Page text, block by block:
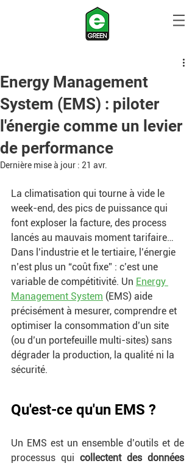
Energy Management
System (EMS) : piloter
l'énergie comme un levier
de performance
Dernière mise à jour : 21 avr.
La climatisation qui tourne à vide le
week-end, des pics de puissance qui
font exploser la facture, des process
lancés au mauvais moment tarifaire…
Dans l’industrie et le tertiaire, l’énergie
n’est plus un “coût fixe” : c’est une
variable de compétitivité. Un Energy
Management System (EMS) aide
précisément à mesurer, comprendre et
optimiser la consommation d’un site
(ou d’un portefeuille multi-sites) sans
dégrader la production, la qualité ni la
sécurité.
Qu'est-ce qu'un EMS ?
Un EMS est un ensemble d’outils et de
processus qui collectent des données